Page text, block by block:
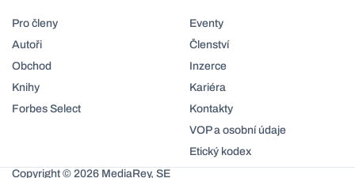
Pro členy
Autoři
Obchod
Knihy
Forbes Select
Eventy
Členství
Inzerce
Kariéra
Kontakty
VOP a osobní údaje
Etický kodex
Copyright © 2026 MediaRey, SE